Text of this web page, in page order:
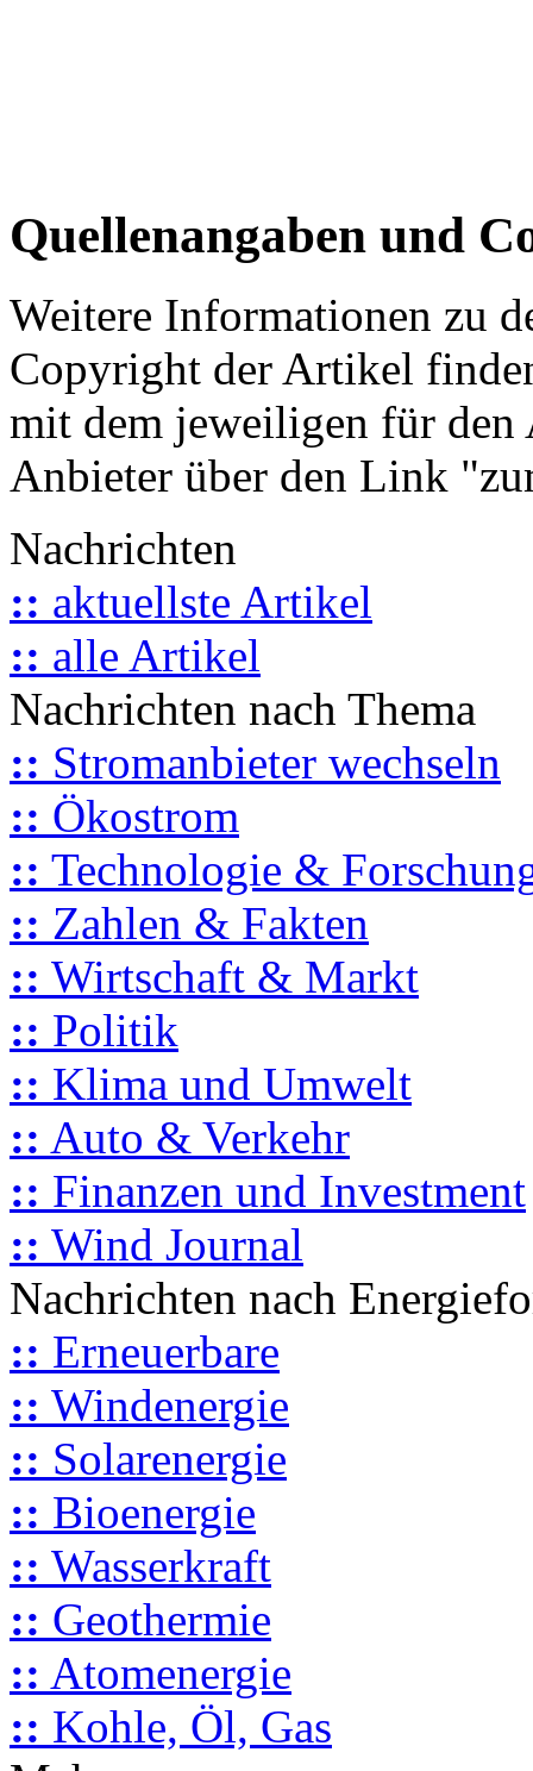
Quellenangaben und
Weitere Informationen zu
Copyright der Artikel
mit dem jeweiligen für
Anbieter über den Link
Nachrichten
:: aktuellste Artikel
:: alle Artikel
Nachrichten nach Thema
:: Stromanbieter wechseln
:: Ökostrom
:: Technologie &
:: Zahlen & Fakten
:: Wirtschaft & Markt
:: Politik
:: Klima und Umwelt
:: Auto & Verkehr
:: Finanzen und Investment
:: Wind Journal
Nachrichten nach
:: Erneuerbare
:: Windenergie
:: Solarenergie
:: Bioenergie
:: Wasserkraft
:: Geothermie
:: Atomenergie
:: Kohle, Öl, Gas